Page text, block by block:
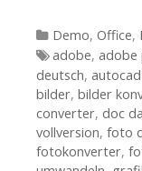
Kategorien
Demo, Office,
Tags
adobe, adobe
deutsch,
bilder, bilder
converter, doc
vollversion, foto
fotokonverter,